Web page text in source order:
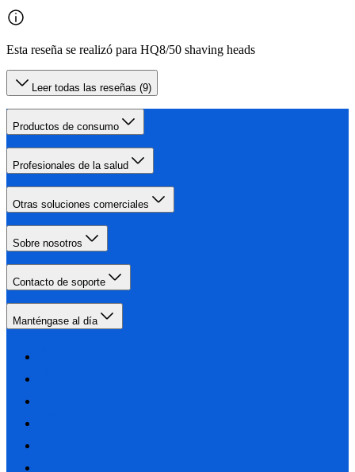
Esta reseña se realizó para HQ8/50 shaving heads
Leer todas las reseñas (9)
Productos de consumo
Profesionales de la salud
Otras soluciones comerciales
Sobre nosotros
Contacto de soporte
Manténgase al día